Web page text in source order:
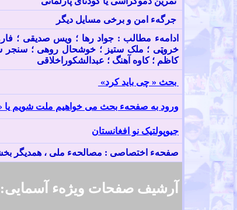
جرگهء امن و برخی مسایل دیگر
ادامهء مطالب : جواد رها ؛ ویس صدیقی ؛
خروټی ؛ ملک ستیز ؛ خوشحال روهی ؛ سنجر
کاظم ؛ کاوه آهنگ ؛ عبدالشکوراخلاقی
بحث « چی بايد کرد»
ورود به صفحهء بحث می خواهيم ملت شويم يا
جيوپولتيک نو افغانستان
صفحهء اختصاصی : مصالحهء ملی ، همديگر
آرشیف صفحات ویژهء آسمایی: